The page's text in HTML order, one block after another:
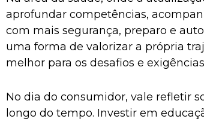
aprofundar competências,
com mais segurança, preparo e
uma forma de valorizar a própria
melhor para os desafios e
No dia do consumidor, vale refletir
longo do tempo. Investir em